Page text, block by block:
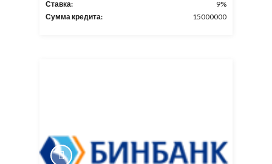
Ставка:
9%
Сумма кредита:
15000000